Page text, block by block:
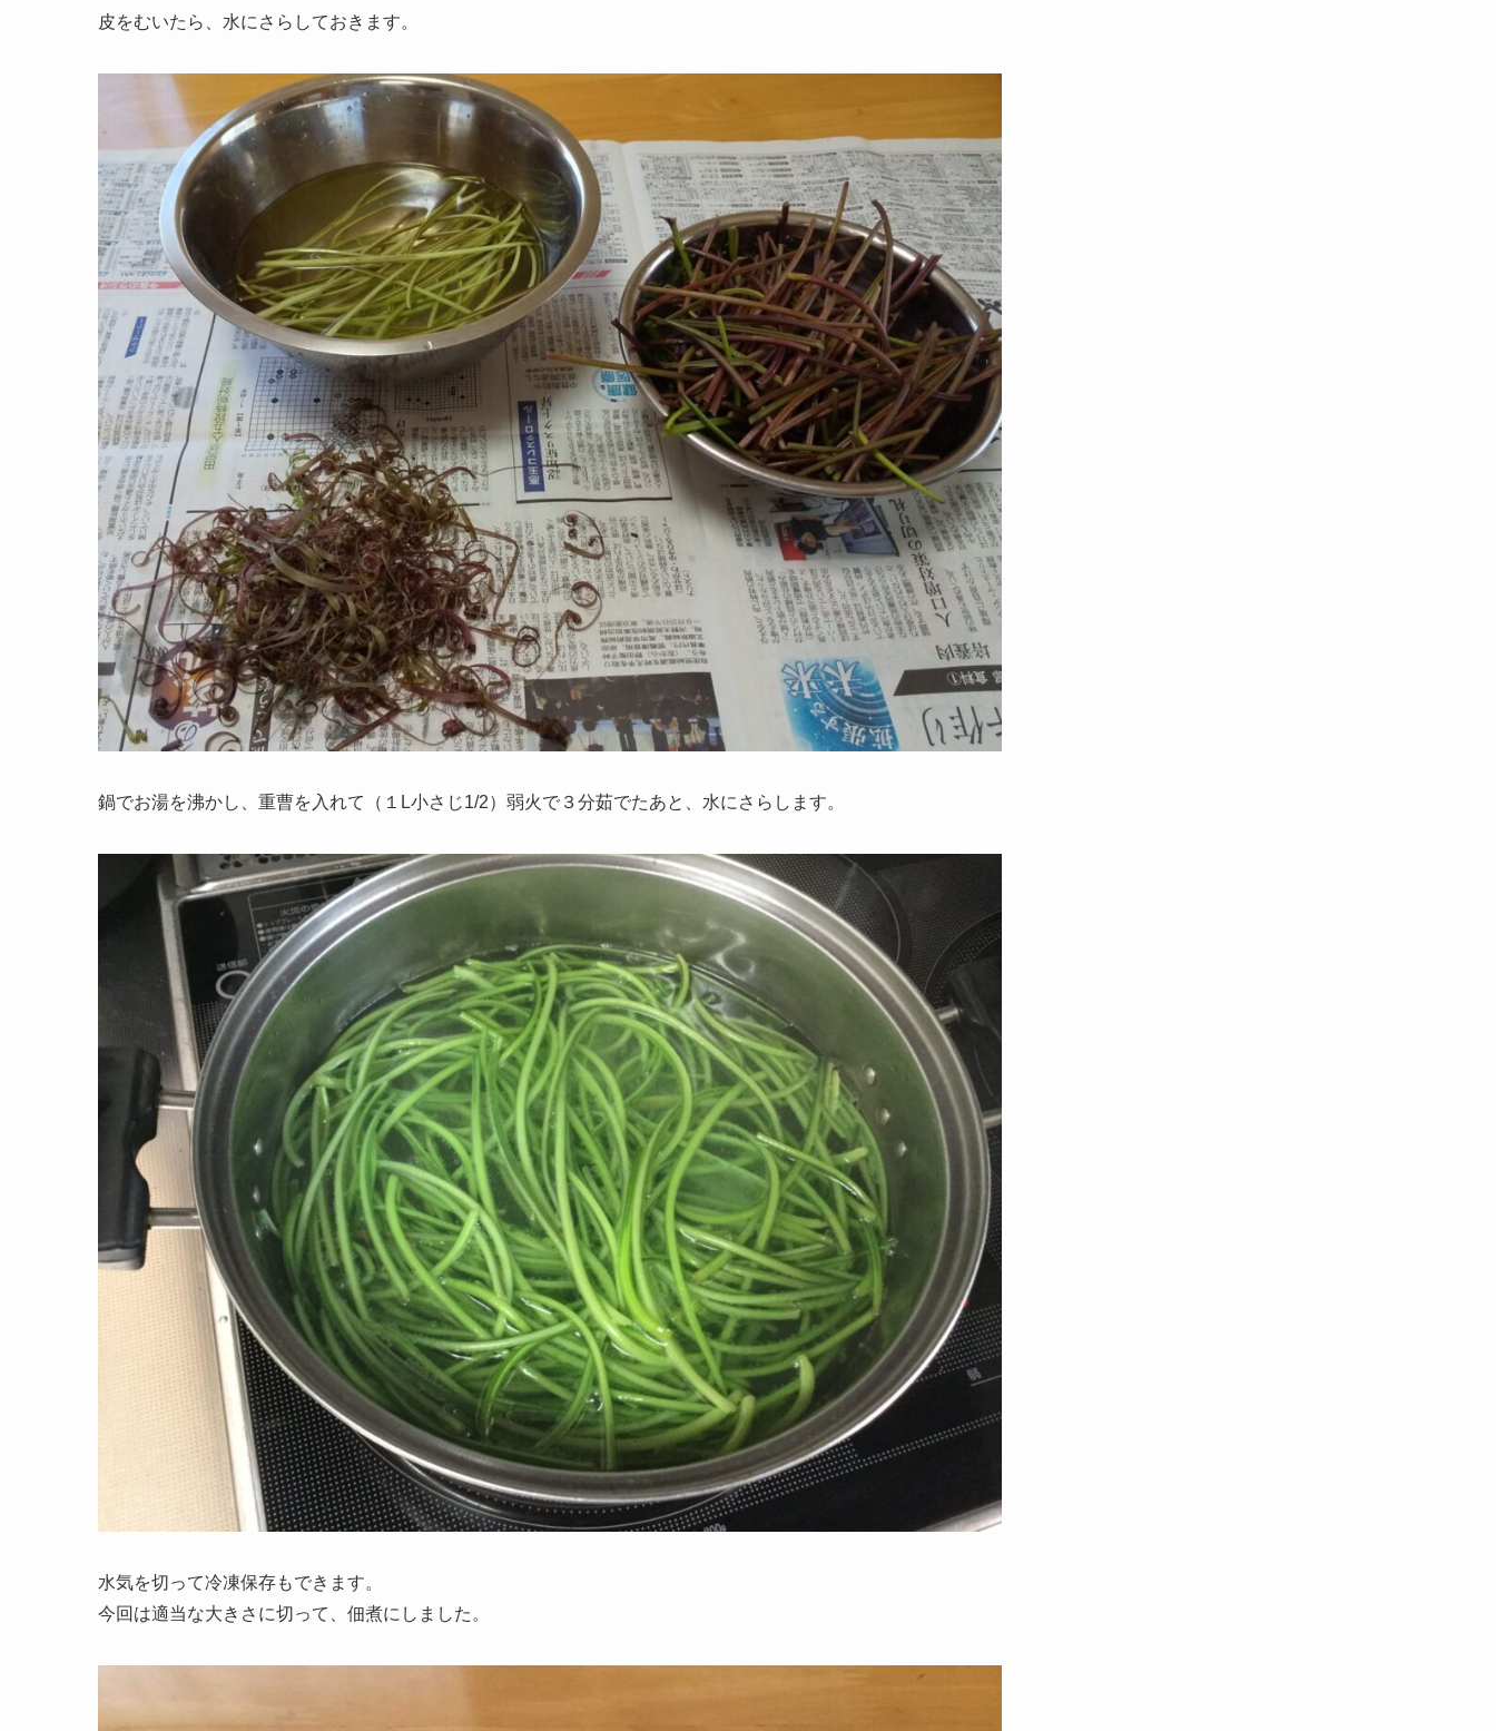
皮をむいたら、水にさらしておきます。
鍋でお湯を沸かし、重曹を入れて（１L小さじ1/2）弱火で３分茹でたあと、水にさらします。
水気を切って冷凍保存もできます。
今回は適当な大きさに切って、佃煮にしました。